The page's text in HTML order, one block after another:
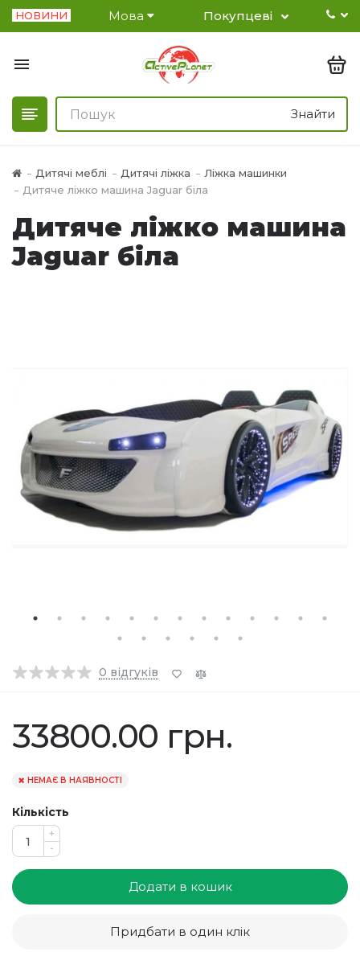
НОВИНИ Мова Покупцеві
Знайти
Дитячі меблі Дитячі ліжка
Ліжка машинки
Дитяче ліжко машина Jaguar біла
Дитяче ліжко машина
Jaguar біла
0 відгуків
33800.00 грн.
НЕМАЄ В НАЯВНОСТІ
Кількість
+
-
Додати в кошик
Придбати в один клік